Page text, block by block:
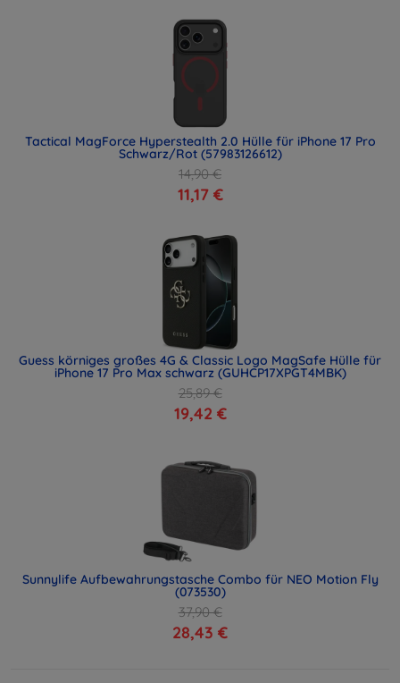
Tactical MagForce Hyperstealth 2.0 Hülle für iPhone 17 Pro
Schwarz/Rot (57983126612)
14,90 €
11,17 €
Guess körniges großes 4G & Classic Logo MagSafe Hülle für
iPhone 17 Pro Max schwarz (GUHCP17XPGT4MBK)
25,89 €
19,42 €
Sunnylife Aufbewahrungstasche Combo für NEO Motion Fly
(073530)
37,90 €
28,43 €